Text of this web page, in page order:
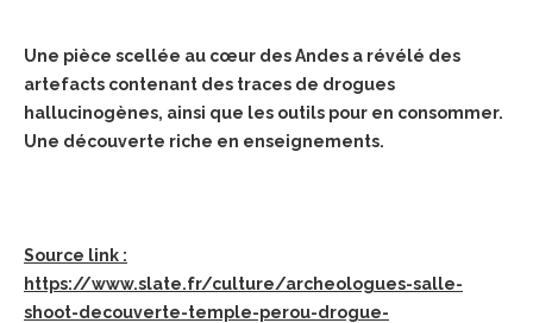
Une pièce scellée au cœur des Andes a révélé des
artefacts contenant des traces de drogues
hallucinogènes, ainsi que les outils pour en consommer.
Une découverte riche en enseignements.
Source link :
https://www.slate.fr/culture/archeologues-salle-
shoot-decouverte-temple-perou-drogue-